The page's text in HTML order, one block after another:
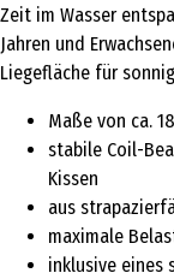
Zeit im Wasser
Jahren und
Liegefläche für
Maße von ca.
stabile Coil-
Kissen
aus
maximale
inklusive eines